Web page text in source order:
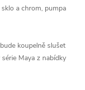
a chrom, pumpa
koupelně slušet
Maya z nabídky